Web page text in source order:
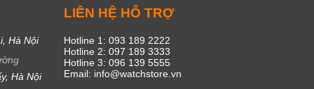
Hà Nội
Hà Nội
LIÊN HỆ HỖ TRỢ
Hotline 1: 093 189 2222
Hotline 2: 097 189 3333
Hotline 3: 096 139 5555
Email: info@watchstore.vn